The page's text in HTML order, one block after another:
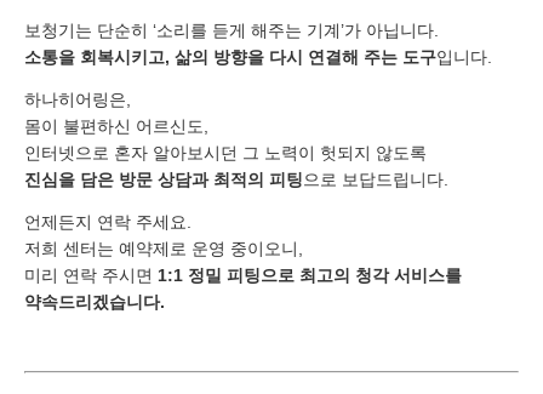
보청기는 단순히 ‘소리를 듣게 해주는 기계’가 아닙니다.
소통을 회복시키고, 삶의 방향을 다시 연결해 주는 도구입니다.
하나히어링은,
몸이 불편하신 어르신도,
인터넷으로 혼자 알아보시던 그 노력이 헛되지 않도록
진심을 담은 방문 상담과 최적의 피팅으로 보답드립니다.
언제든지 연락 주세요.
저희 센터는 예약제로 운영 중이오니,
미리 연락 주시면 1:1 정밀 피팅으로 최고의 청각 서비스를
약속드리겠습니다.